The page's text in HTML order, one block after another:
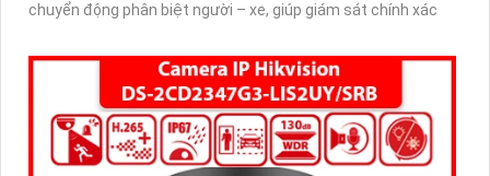
chuyển động phân biệt người – xe, giúp giám sát chính xác